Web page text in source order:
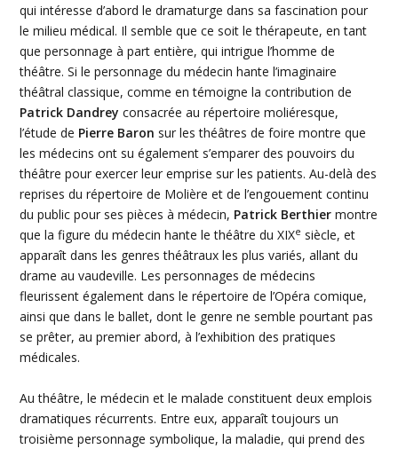
qui intéresse d’abord le dramaturge dans sa fascination pour
le milieu médical. Il semble que ce soit le thérapeute, en tant
que personnage à part entière, qui intrigue l’homme de
théâtre. Si le personnage du médecin hante l’imaginaire
théâtral classique, comme en témoigne la contribution de
Patrick Dandrey consacrée au répertoiremoliéresque,
l’étude de Pierre Baron sur les théâtres de foire montre que
les médecins ont su également s’emparer des pouvoirs du
théâtre pour exercer leur emprise sur les patients. Au-delà des
reprises du répertoire de Molière et de l’engouement continu
du public pour ses pièces à médecin, Patrick Berthier montre
que la figure du médecin hante le théâtre duXIXe siècle, et
apparaît dans les genres théâtraux les plus variés, allant du
drame au vaudeville. Les personnages de médecins
fleurissent également dans le répertoire de l’Opéra comique,
ainsi que dans le ballet, dont le genre ne semble pourtant pas
se prêter, au premier abord, à l’exhibition des pratiques
médicales.
Au théâtre, le médecin et le malade constituent deux emplois
dramatiques récurrents. Entre eux, apparaît toujours un
troisième personnage symbolique, la maladie, qui prend des